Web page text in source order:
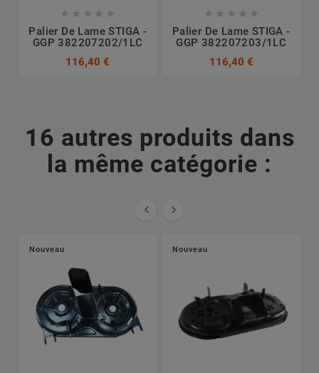
    
Palier De Lame STIGA -
GGP 382207202/1LC
116,40 €
    
Palier De Lame STIGA -
GGP 382207203/1LC
116,40 €
16 autres produits dans
la même catégorie :
 
Nouveau Nouveau